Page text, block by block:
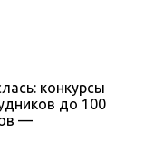
конкурсы
до 100
—